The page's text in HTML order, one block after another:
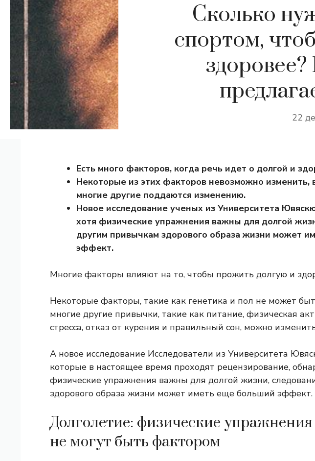
Сколько
спортом,
22
Есть много факторов, когда речь идет о долгой и
Некоторые из этих факторов невозможно изменить,
многие другие поддаются изменению.
Новое исследование ученых из Университета
хотя физические упражнения важны для долгой
другим привычкам здорового образа жизни может
эффект.
Многие факторы влияют на то, чтобы прожить долгую и
Некоторые факторы, такие как генетика и пол не может
многие другие привычки, такие как питание, физическая
стресса, отказ от курения и правильный сон, можно
А новое исследование Исследователи из Университета
которые в настоящее время проходят рецензирование,
физические упражнения важны для долгой жизни,
здорового образа жизни может иметь еще больший эффект.
Долголетие: физические упражнения
не могут быть фактором